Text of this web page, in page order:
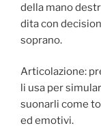
della mano
dita con
soprano.
Articolazione:
li usa per
suonarli come
ed emotivi.